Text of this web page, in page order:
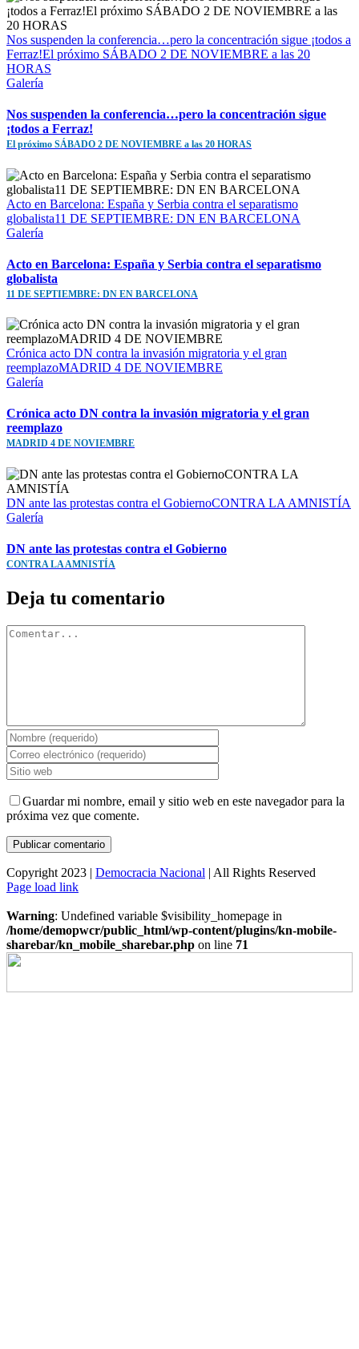
Nos suspenden la conferencia…pero la concentración sigue ¡todos a
Ferraz!El próximo SÁBADO 2 DE NOVIEMBRE a las 20
HORAS
Galería
Nos suspenden la conferencia…pero la concentración sigue
¡todos a Ferraz!
El próximo SÁBADO 2 DE NOVIEMBRE a las 20 HORAS
Acto en Barcelona: España y Serbia contra el separatismo
globalista11 DE SEPTIEMBRE: DN EN BARCELONA
Galería
Acto en Barcelona: España y Serbia contra el separatismo
globalista
11 DE SEPTIEMBRE: DN EN BARCELONA
Crónica acto DN contra la invasión migratoria y el gran
reemplazoMADRID 4 DE NOVIEMBRE
Galería
Crónica acto DN contra la invasión migratoria y el gran
reemplazo
MADRID 4 DE NOVIEMBRE
DN ante las protestas contra el GobiernoCONTRA LA AMNISTÍA
Galería
DN ante las protestas contra el Gobierno
CONTRA LA AMNISTÍA
Deja tu comentario
Comentar
Guardar mi nombre, email y sitio web en este navegador para la
próxima vez que comente.
Copyright 2023 | Democracia Nacional | All Rights Reserved
Facebook
Twitter
Instagram
Page load link
Warning: Undefined variable $visibility_homepage in
/home/demopwcr/public_html/wp-content/plugins/kn-mobile-
sharebar/kn_mobile_sharebar.php on line 71